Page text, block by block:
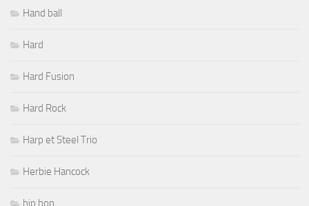
Hand ball
Hard
Hard Fusion
Hard Rock
Harp et Steel Trio
Herbie Hancock
hip hop